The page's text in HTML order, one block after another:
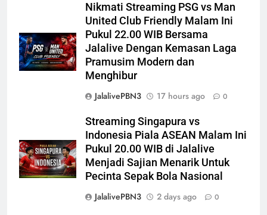
Nikmati Streaming PSG vs Man
United Club Friendly Malam Ini
Pukul 22.00 WIB Bersama
Jalalive Dengan Kemasan Laga
Pramusim Modern dan
Menghibur
JalalivePBN3
17 hours ago 0
Streaming Singapura vs
Indonesia Piala ASEAN Malam Ini
Pukul 20.00 WIB di Jalalive
Menjadi Sajian Menarik Untuk
Pecinta Sepak Bola Nasional
JalalivePBN3
2 days ago 0